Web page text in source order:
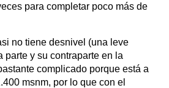
para completar poco más de
no tiene desnivel (una leve
parte y su contraparte en la
complicado porque está a
msnm, por lo que con el